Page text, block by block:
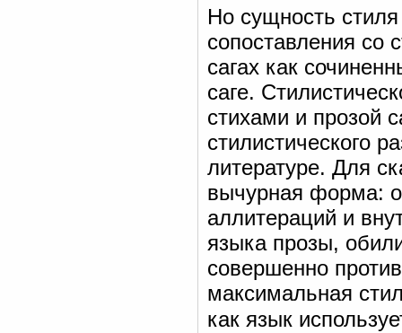
Но сущность стиля
сопоставления со
сагах как
саге.
стихами и прозой
стилистического
литературе. Для
вычурная форма:
аллитераций и
языка прозы,
совершенно
максимальная
как язык